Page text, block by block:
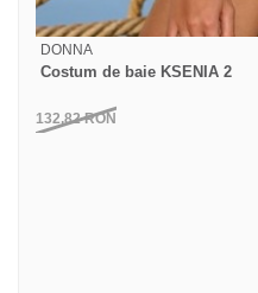
DONNA
Costum de baie KSENIA 2
132,82RON